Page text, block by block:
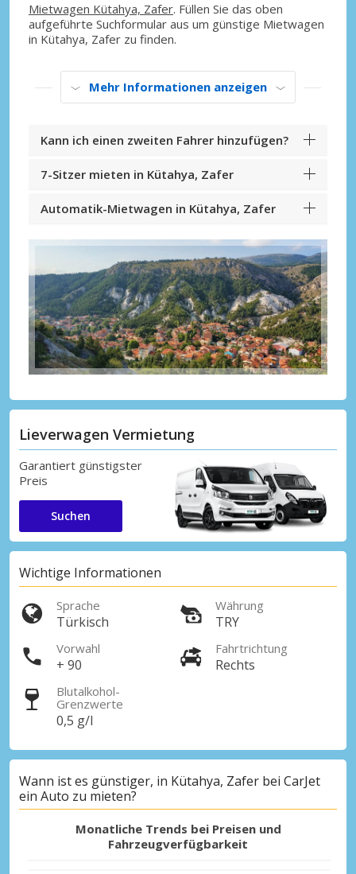
Mietwagen Kütahya, Zafer. Füllen Sie das oben
aufgeführte Suchformular aus um günstige Mietwagen
in Kütahya, Zafer zu finden.
Mehr Informationen anzeigen
Kann ich einen zweiten Fahrer hinzufügen?
7-Sitzer mieten in Kütahya, Zafer
Automatik-Mietwagen in Kütahya, Zafer
Lieverwagen Vermietung
Garantiert günstigster
Preis
Suchen
Wichtige Informationen
Sprache
Türkisch
Währung
TRY
Vorwahl
+ 90
Fahrtrichtung
Rechts
Blutalkohol-
Grenzwerte
0,5 g/l
Wann ist es günstiger, in Kütahya, Zafer bei CarJet
ein Auto zu mieten?
Monatliche Trends bei Preisen und
Fahrzeugverfügbarkeit